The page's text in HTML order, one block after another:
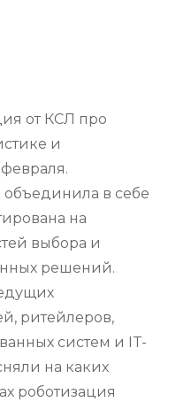
от КСЛ про
и
в себе
на
выбора и
решений.
ритейлеров,
систем и IT-
на каких
роботизация